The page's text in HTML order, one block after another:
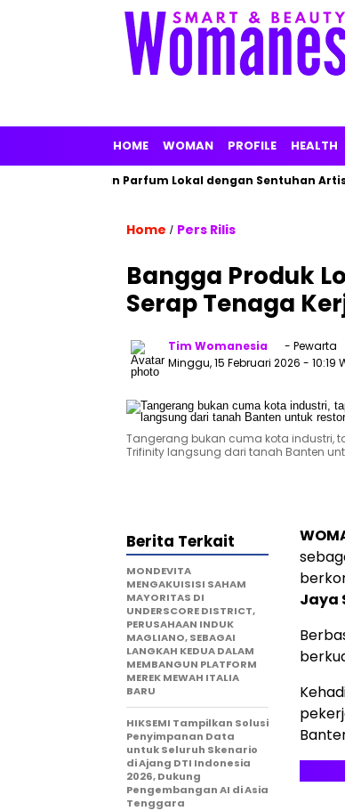
HOME WOMAN PROFILE HEALTH
Tawarkan Parfum Lokal dengan Sentuhan Artistik
Home / Pers Rilis
Bangga Produk
Serap Tenaga
Tim Womanesia
- Pewarta
Minggu, 15 Februari 2026 - 10:19
Tangerang bukan cuma kota industri,
Trifinity langsung dari tanah Banten
Jaya
Berita Terkait
MONDEVITA
MENGAKUISISI SAHAM
MAYORITAS DI
UNDERSCORE DISTRICT,
PERUSAHAAN INDUK
MAGLIANO, SEBAGAI
LANGKAH KEDUA DALAM
MEMBANGUN PLATFORM
MEREK MEWAH ITALIA
BARU
HIKSEMI Tampilkan Solusi
Penyimpanan Data
untuk Seluruh Skenario
di Ajang DTI Indonesia
2026, Dukung
Pengembangan AI di Asia
Tenggara